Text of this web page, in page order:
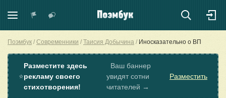
Поэмбук Современники Таисия Добычина Иносказательно о ВП
⭐
Разместите здесь
рекламу своего
стихотворения!
Ваш баннер
увидят сотни
читателей →
Разместить